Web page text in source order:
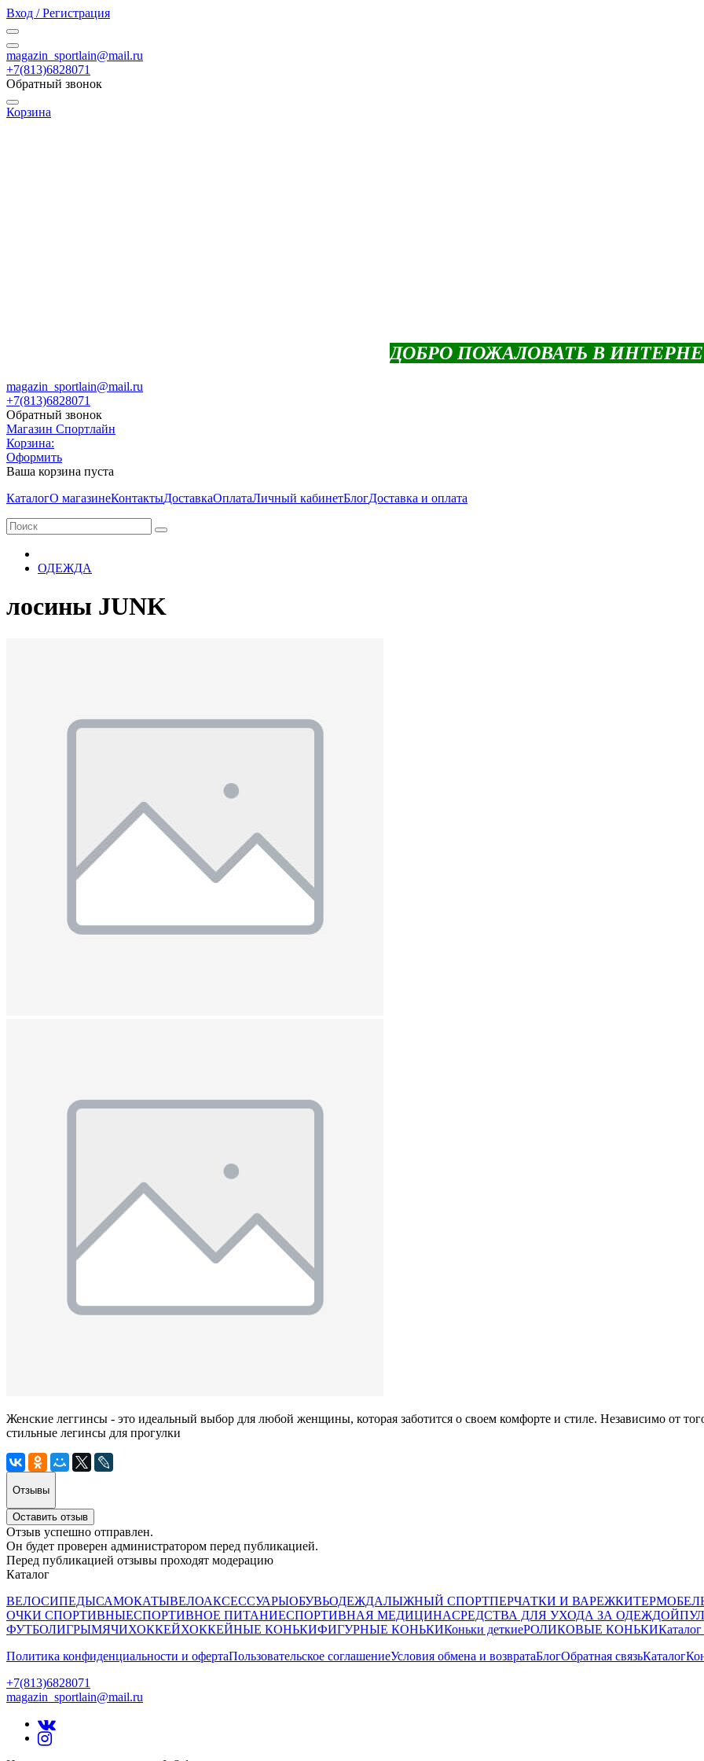
Вход / Регистрация
magazin_sportlain@mail.ru
+7(813)6828071
Обратный звонок
Корзина
ДОБРО ПОЖАЛОВАТЬ В
magazin_sportlain@mail.ru
+7(813)6828071
Обратный звонок
Магазин Спортлайн
Корзина:
Оформить
Ваша корзина пуста
КаталогО магазинеКонтактыДоставкаОплатаЛичный кабинетБлогДоставка и оплата
ОДЕЖДА
лосины JUNK
Женские леггинсы - это идеальный выбор для любой женщины, которая заботится о своем комфорте и стиле. Независимо от
стильные легинсы для прогулки
Отзывы
Оставить отзыв
Отзыв успешно отправлен.
Он будет проверен администратором перед публикацией.
Перед публикацией отзывы проходят модерацию
Каталог
ВЕЛОСИПЕДЫСАМОКАТЫВЕЛОАКСЕССУАРЫОБУВЬОДЕЖДАЛЫЖНЫЙ СПОРТПЕРЧАТКИ И ВАРЕЖКИ
ОЧКИ СПОРТИВНЫЕСПОРТИВНОЕ ПИТАНИЕСПОРТИВНАЯ МЕДИЦИНАСРЕДСТВА ДЛЯ УХОДА ЗА ОДЕЖДОЙ
ФУТБОЛИГРЫМЯЧИХОККЕЙХОККЕЙНЫЕ КОНЬКИФИГУРНЫЕ КОНЬКИКоньки деткиеРОЛИКОВЫЕ КОНЬКИКаталог
Политика конфиденциальности и офертаПользовательское соглашениеУсловия обмена и возвратаБлогОбратная связьКаталог
+7(813)6828071
magazin_sportlain@mail.ru